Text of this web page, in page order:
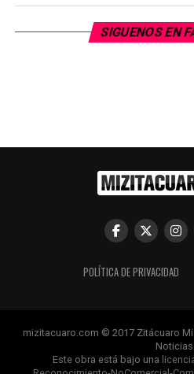
SIGUENOS EN
POLÍTICA DE PRIVACIDAD
mizitacuaro.com © 2017 Zitácuaro
Noticias.
Este obra está bajo una